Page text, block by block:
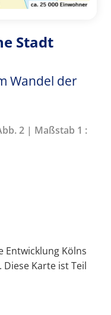
Stadt
Wandel der
2 | Maßstab 1 :
Entwicklung Kölns
Karte ist Teil